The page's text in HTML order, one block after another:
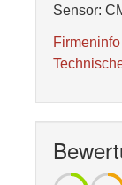
Sensor: